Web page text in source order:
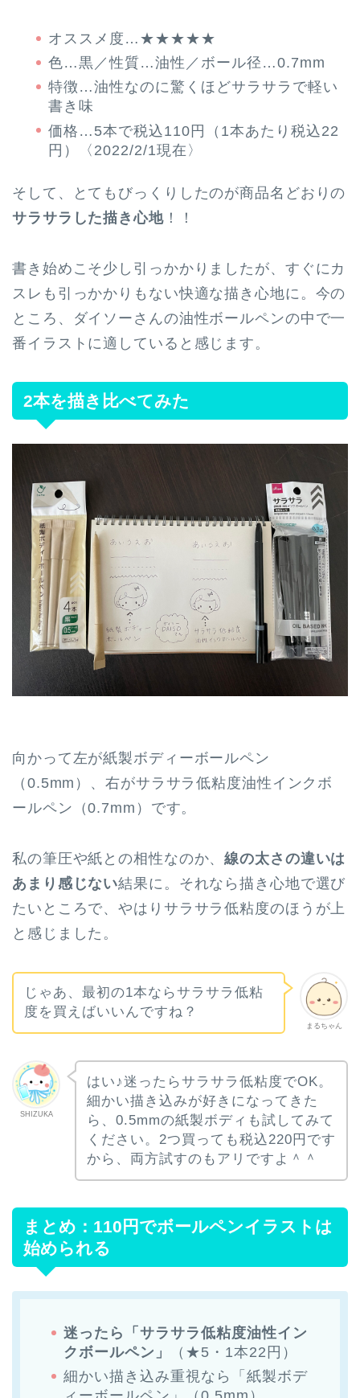
オススメ度…★★★★★
色…黒／性質…油性／ボール径…0.7mm
特徴…油性なのに驚くほどサラサラで軽い
書き味
価格…5本で税込110円（1本あたり税込22
円）〈2022/2/1現在〉
そして、とてもびっくりしたのが商品名どおりの
サラサラした描き心地！！
書き始めこそ少し引っかかりましたが、すぐにカ
スレも引っかかりもない快適な描き心地に。今の
ところ、ダイソーさんの油性ボールペンの中で一
番イラストに適していると感じます。
2本を描き比べてみた
向かって左が紙製ボディーボールペン
（0.5mm）、右がサラサラ低粘度油性インクボ
ールペン（0.7mm）です。
私の筆圧や紙との相性なのか、線の太さの違いは
あまり感じない結果に。それなら描き心地で選び
たいところで、やはりサラサラ低粘度のほうが上
と感じました。
まるちゃん
じゃあ、最初の1本ならサラサラ低粘
度を買えばいいんですね？
SHIZUKA
はい♪迷ったらサラサラ低粘度でOK。
細かい描き込みが好きになってきた
ら、0.5mmの紙製ボディも試してみて
ください。2つ買っても税込220円です
から、両方試すのもアリですよ＾＾
まとめ：110円でボールペンイラストは
始められる
迷ったら「サラサラ低粘度油性イン
クボールペン」
（★5・1本22円）
細かい描き込み重視なら「紙製ボデ